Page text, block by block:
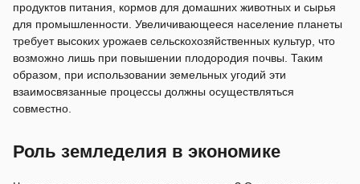
продуктов питания, кормов для домашних животных и сырья
для промышленности. Увеличивающееся население планеты
требует высоких урожаев сельскохозяйственных культур, что
возможно лишь при повышении плодородия почвы. Таким
образом, при использовании земельных угодий эти
взаимосвязанные процессы должны осуществляться
совместно.
Роль земледелия в экономике